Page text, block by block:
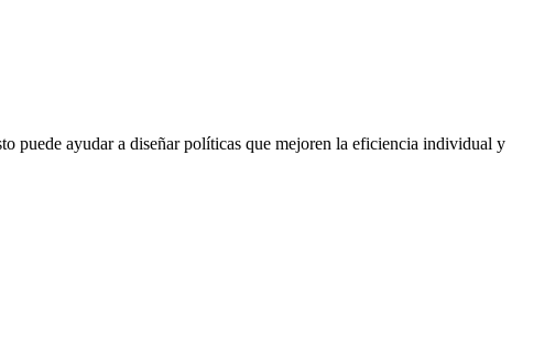
puede ayudar a diseñar políticas que mejoren la eficiencia individual y